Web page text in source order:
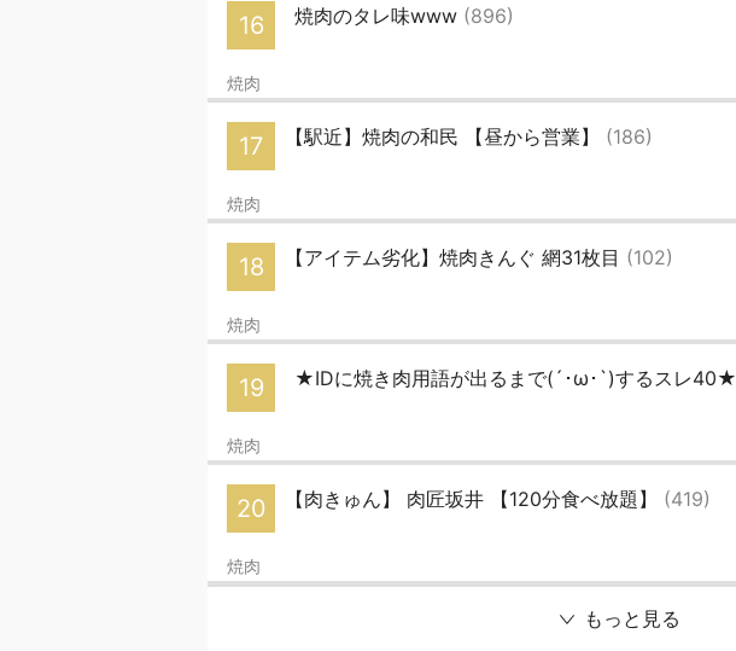
16 焼肉のタレ味www (896)
焼肉
17 【駅近】焼肉の和民 【昼から営業】 (186)
焼肉
18 【アイテム劣化】焼肉きんぐ 網31枚目 (102)
焼肉
19 ★IDに焼き肉用語が出るまで(´･ω･`)するスレ40★
焼肉
20 【肉きゅん】 肉匠坂井 【120分食べ放題】 (419)
焼肉
もっと見る